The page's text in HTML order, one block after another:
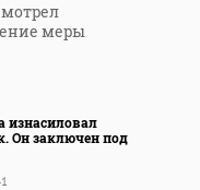
меры
изнасиловал
Он заключен под